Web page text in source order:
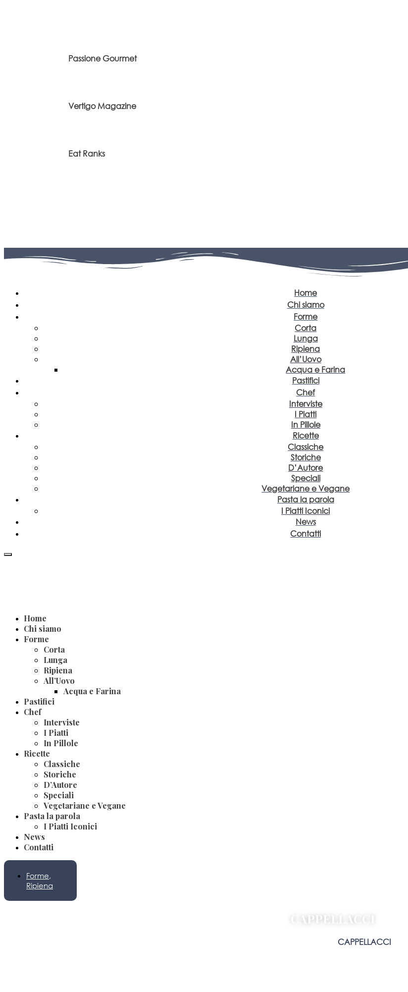
Passione Gourmet
Vertigo Magazine
Eat Ranks
Home
Chi siamo
Forme
Corta
Lunga
Ripiena
All’Uovo
Acqua e Farina
Pastifici
Chef
Interviste
I Piatti
In Pillole
Ricette
Classiche
Storiche
D’Autore
Speciali
Vegetariane e Vegane
Pasta la parola
I Piatti Iconici
News
Contatti
Home
Chi siamo
Forme
Corta
Lunga
Ripiena
All’Uovo
Acqua e Farina
Pastifici
Chef
Interviste
I Piatti
In Pillole
Ricette
Classiche
Storiche
D’Autore
Speciali
Vegetariane e Vegane
Pasta la parola
I Piatti Iconici
News
Contatti
Forme,
Ripiena
CAPPELLACCI
CAPPELLACCI